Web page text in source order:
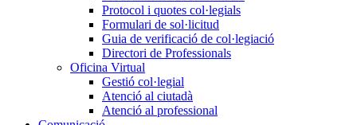
Protocol i quotes col·legials
Formulari de sol·licitud
Guia de verificació de col·legiació
Directori de Professionals
Oficina Virtual
Gestió col·legial
Atenció al ciutadà
Atenció al professional